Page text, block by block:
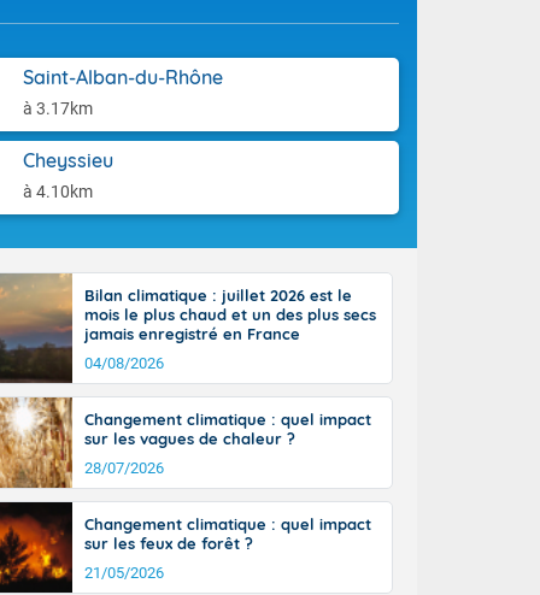
Saint-Alban-du-Rhône
à 3.17km
Cheyssieu
à 4.10km
sur la
la chaine
par
nuageuse
Midi-
km/h. Les
degrés
avec 34 à
et 39 à 40
Aquitaine,
de-
sont
sont
un peu
du pays en
Bilan climatique : juillet 2026 est le
mois le plus chaud et un des plus secs
jamais enregistré en France
04/08/2026
Changement climatique : quel impact
sur les vagues de chaleur ?
28/07/2026
Changement climatique : quel impact
sur les feux de forêt ?
21/05/2026